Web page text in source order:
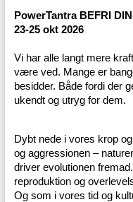
PowerTantra BEFRI
23-25 okt 2026
Vi har alle langt mere
være ved. Mange er
besidder. Både fordi der
ukendt og utryg for dem.
Dybt nede i vores krop
og aggressionen –
driver evolutionen
reproduktion og
Og som i vores tid og